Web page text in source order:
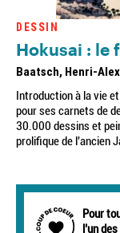
DESSIN
Hokusai : le
Baatsch, Henri-
Introduction à la vie
pour ses carnets de
30.000 dessins et
prolifique de l'ancien
Pour
l’un